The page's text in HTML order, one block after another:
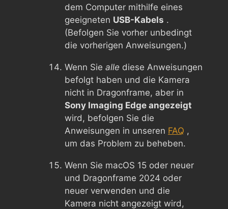
dem Computer mithilfe eines
geeigneten USB-Kabels .
(Befolgen Sie vorher unbedingt
die vorherigen Anweisungen.)
Wenn Sie alle diese Anweisungen
befolgt haben und die Kamera
nicht in Dragonframe, aber in
Sony Imaging Edge angezeigt
wird, befolgen Sie die
Anweisungen in unseren FAQ ,
um das Problem zu beheben.
Wenn Sie macOS 15 oder neuer
und Dragonframe 2024 oder
neuer verwenden und die
Kamera nicht angezeigt wird,